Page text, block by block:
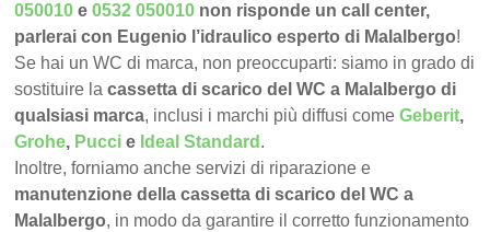
050010 e0532 050010 non risponde un call center,
parlerai con Eugenio l’idraulico esperto di Malalbergo!
Se hai un WC di marca, non preoccuparti: siamo in grado di
sostituire lacassetta di scarico del WC a Malalbergo di
qualsiasi marca, inclusi i marchi più diffusi comeGeberit,
Grohe, Pucci e Ideal Standard .
Inoltre, forniamo anche servizi di riparazione e
manutenzione della cassetta di scarico del WC a
Malalbergo, in modo da garantire il corretto funzionamento